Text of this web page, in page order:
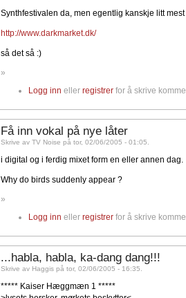
Synthfestivalen da, men egentlig kanskje litt
http://www.darkmarket.dk/
så det så :)
»
Logg inn ellerregistrer for å skrive
Få inn vokal på nye låter
Skrive av TV Noise på tor, 02/06/2005 - 01:05.
i digital og i ferdig mixet form en eller annen dag.
Why do birds suddenly appear ?
»
Logg inn ellerregistrer for å skrive
...habla, habla, ka-dang dang!!!
Skrive av Haggis på tor, 02/06/2005 - 16:35.
***** Kaiser Hæggmæn 1 *****